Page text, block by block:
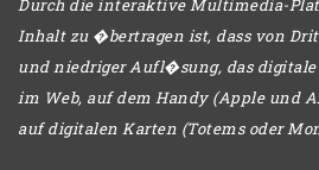
Inhalt zu �bertragen ist, dass von
und niedriger Aufl�sung, das digitale
im Web, auf dem Handy (Apple und
auf digitalen Karten (Totems oder